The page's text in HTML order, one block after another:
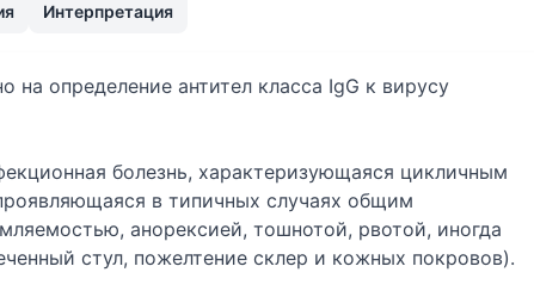
Интерпретация
на определение антител класса IgG к вирусу
болезнь, характеризующаяся цикличным
в типичных случаях общим
анорексией, тошнотой, рвотой, иногда
стул, пожелтение склер и кожных покровов).